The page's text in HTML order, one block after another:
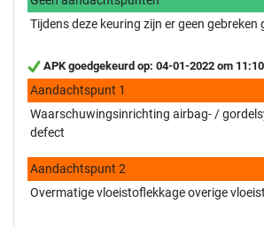
Tijdens deze keuring zijn er geen gebreken
APK goedgekeurd op: 04-01-2022 om 11:10
Aandachtspunt 1
Waarschuwingsinrichting airbag- /
defect
Aandachtspunt 2
Overmatige vloeistoflekkage overige